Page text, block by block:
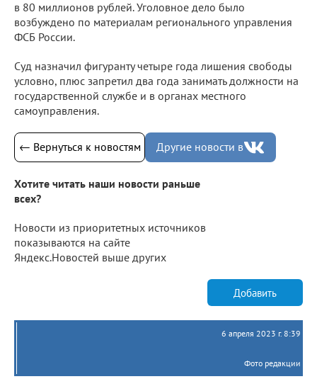
в 80 миллионов рублей. Уголовное дело было
возбуждено по материалам регионального управления
ФСБ России.
Суд назначил фигуранту четыре года лишения свободы
условно, плюс запретил два года занимать должности на
государственной службе и в органах местного
самоуправления.
← Вернуться к новостям Другие новости в
Хотите читать наши новости раньше
всех?
Новости из приоритетных источников
показываются на сайте
Яндекс.Новостей выше других
Добавить
6 апреля 2023 г. 8:39
Фото редакции